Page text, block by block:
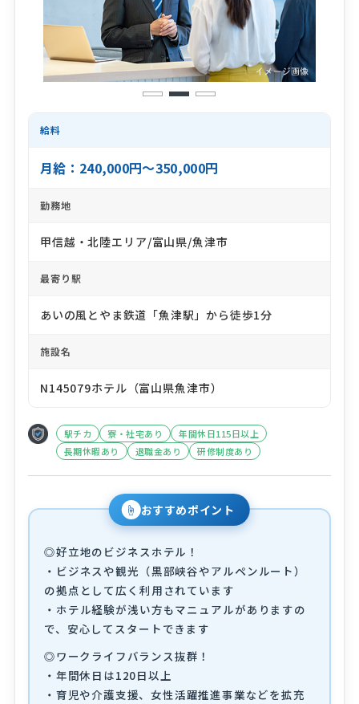
1 2 3
給料
月給：240,000円～350,000円
勤務地
甲信越・北陸エリア/富山県/魚津市
最寄り駅
あいの風とやま鉄道「魚津駅」から徒歩1分
施設名
N145079ホテル（富山県魚津市）
駅チカ 寮・社宅あり
年間休日115日以上
長期休暇あり
退職金あり 研修制度あり
☝ おすすめポイント
◎好立地のビジネスホテル！
・ビジネスや観光（黒部峡谷やアルペンルート）
の拠点として広く利用されています
・ホテル経験が浅い方もマニュアルがありますの
で、安心してスタートできます
◎ワークライフバランス抜群！
・年間休日は120日以上
・育児や介護支援、女性活躍推進事業などを拡充